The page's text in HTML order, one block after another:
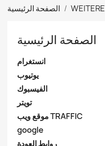
الصفحة الرئيسية WEITERE
الصفحة الرئيسية
انستغرام
يوتيوب
الفيسبوك
تويتر
موقع ويب TRAFFIC
google
روابط العودة